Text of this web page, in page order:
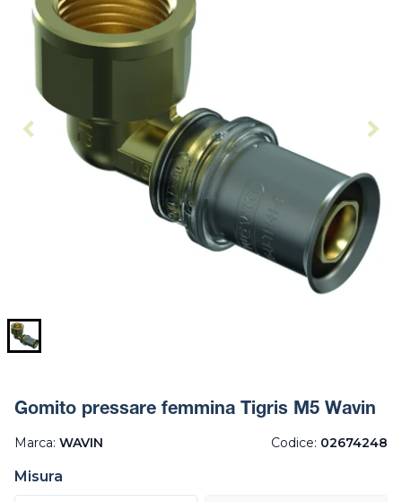
Gomito pressare femmina Tigris M5 Wavin
Marca: WAVIN Codice: 02674248
Misura